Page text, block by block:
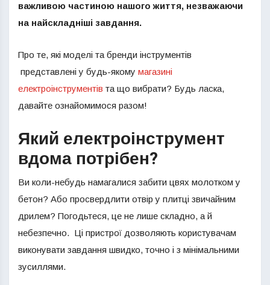
важливою частиною нашого життя, незважаючи
на найскладніші завдання.
Про те, які моделі та бренди інструментів
представлені у будь-якому магазині
електроінструментів та що вибрати? Будь ласка,
давайте ознайомимося разом!
Який електроінструмент
вдома потрібен?
Ви коли-небудь намагалися забити цвях молотком у
бетон? Або просвердлити отвір у плитці звичайним
дрилем? Погодьтеся, це не лише складно, а й
небезпечно. Ці пристрої дозволяють користувачам
виконувати завдання швидко, точно і з мінімальними
зусиллями.